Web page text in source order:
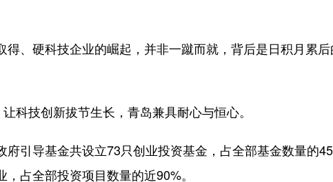
、硬科技企业的崛起，并非一蹴而就，背后是日积月累
科技创新拔节生长，青岛兼具耐心与恒心。
引导基金共设立73只创业投资基金，占全部基金数量的
占全部投资项目数量的近90%。